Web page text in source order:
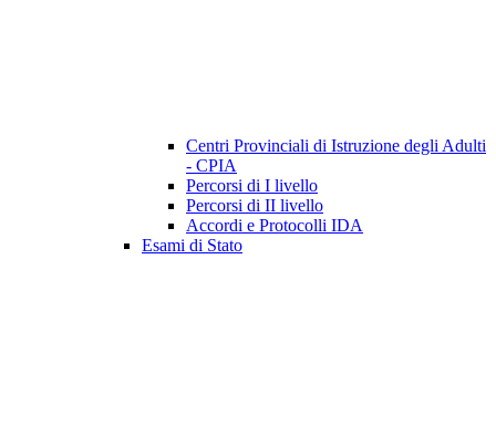
Centri Provinciali di Istruzione degli Adulti
- CPIA
Percorsi di I livello
Percorsi di II livello
Accordi e Protocolli IDA
Esami di Stato